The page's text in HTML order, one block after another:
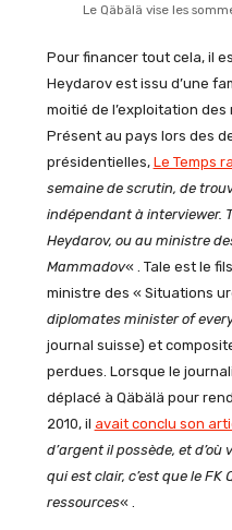
Le Qäbälä vise les
Pour financer tout cela, il
Heydarov est issu d’une
moitié de l’exploitation
Présent au pays lors des
présidentielles, Le Temps
semaine de scrutin, de
indépendant à interviewer.
Heydarov, ou au ministre
Mammadov« . Tale est le
ministre des « Situations
diplomates minister of
journal suisse) et
perdues. Lorsque le
déplacé à Qäbälä pour
2010, il avait conclu son
d’argent il possède, et
qui est clair, c’est que le FK
ressources« .